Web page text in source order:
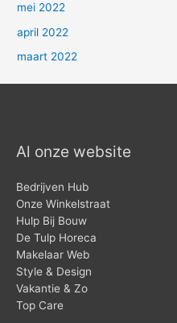
mei 2022
april 2022
maart 2022
Al onze website
Bedrijven Hub
Onze Winkelstraat
Hulp Bij Bouw
De Tulp Horeca
Makelaar Web
Style & Design
Vakantie & Zo
Top Care